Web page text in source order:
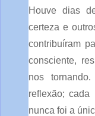
Houve dias
certeza e
contribuíram
consciente,
nos
reflexão;
nunca foi a